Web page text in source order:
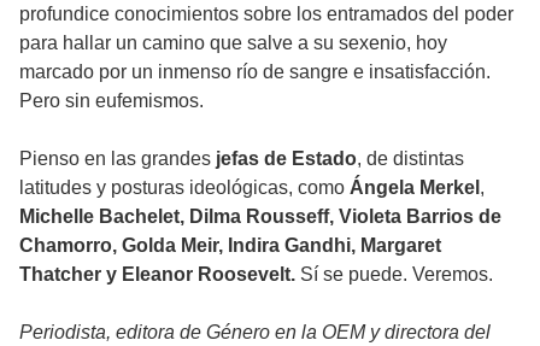
profundice conocimientos sobre los entramados del poder
para hallar un camino que salve a su sexenio, hoy
marcado por un inmenso río de sangre e insatisfacción.
Pero sin eufemismos.
Pienso en las grandes jefas de Estado, de distintas
latitudes y posturas ideológicas, como Ángela Merkel ,
Michelle Bachelet, Dilma Rousseff, Violeta Barrios de
Chamorro, Golda Meir, Indira Gandhi, Margaret
Thatcher y Eleanor Roosevelt. Sí se puede. Veremos.
Periodista, editora de Género en la OEM y directora del